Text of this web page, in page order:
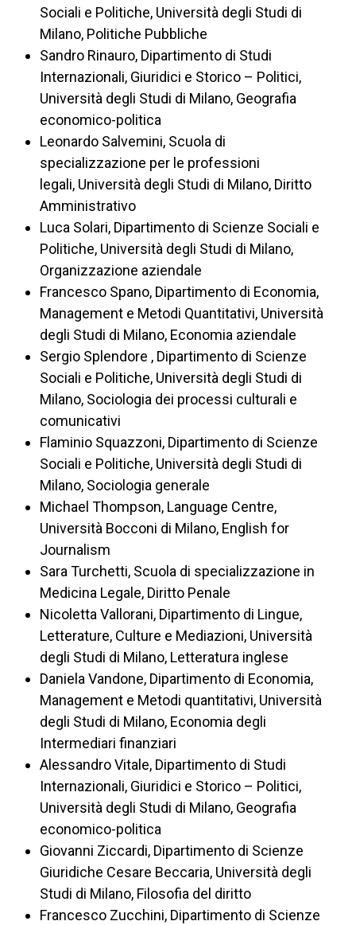
Sociali e Politiche, Università degli Studi di
Milano, Politiche Pubbliche
Sandro Rinauro, Dipartimento di Studi
Internazionali, Giuridici e Storico – Politici,
Università degli Studi di Milano, Geografia
economico-politica
Leonardo Salvemini, Scuola di
specializzazione per le professioni
legali, Università degli Studi di Milano, Diritto
Amministrativo
Luca Solari, Dipartimento di Scienze Sociali e
Politiche, Università degli Studi di Milano,
Organizzazione aziendale
Francesco Spano, Dipartimento di Economia,
Management e Metodi Quantitativi, Università
degli Studi di Milano, Economia aziendale
Sergio Splendore , Dipartimento di Scienze
Sociali e Politiche, Università degli Studi di
Milano, Sociologia dei processi culturali e
comunicativi
Flaminio Squazzoni, Dipartimento di Scienze
Sociali e Politiche, Università degli Studi di
Milano, Sociologia generale
Michael Thompson, Language Centre,
Università Bocconi di Milano, English for
Journalism
Sara Turchetti, Scuola di specializzazione in
Medicina Legale, Diritto Penale
Nicoletta Vallorani, Dipartimento di Lingue,
Letterature, Culture e Mediazioni, Università
degli Studi di Milano, Letteratura inglese
Daniela Vandone, Dipartimento di Economia,
Management e Metodi quantitativi, Università
degli Studi di Milano, Economia degli
Intermediari finanziari
Alessandro Vitale, Dipartimento di Studi
Internazionali, Giuridici e Storico – Politici,
Università degli Studi di Milano, Geografia
economico-politica
Giovanni Ziccardi, Dipartimento di Scienze
Giuridiche Cesare Beccaria, Università degli
Studi di Milano, Filosofia del diritto
Francesco Zucchini, Dipartimento di Scienze